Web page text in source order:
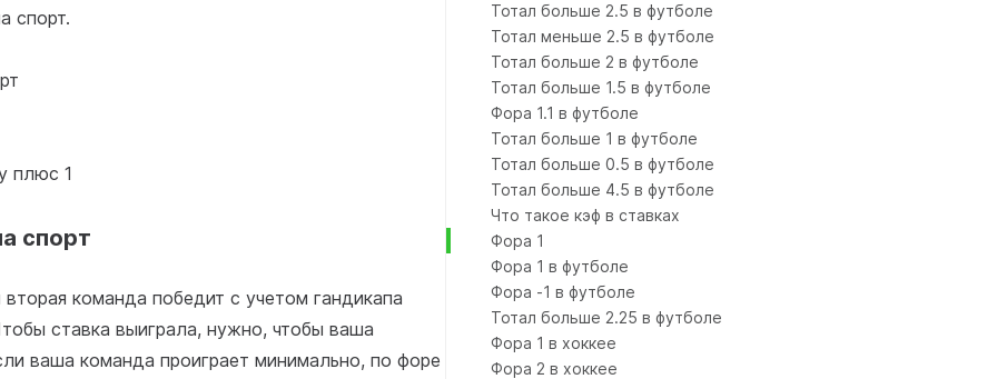
спорт.
плюс 1
спорт
команда победит с учетом гандикапа
ставка выиграла, нужно, чтобы ваша
ваша команда проиграет минимально, по форе
Тотал больше 2.5 в футболе
Тотал меньше 2.5 в футболе
Тотал больше 2 в футболе
Тотал больше 1.5 в футболе
Фора 1.1 в футболе
Тотал больше 1 в футболе
Тотал больше 0.5 в футболе
Тотал больше 4.5 в футболе
Что такое кэф в ставках
Фора 1
Фора 1 в футболе
Фора -1 в футболе
Тотал больше 2.25 в футболе
Фора 1 в хоккее
Фора 2 в хоккее